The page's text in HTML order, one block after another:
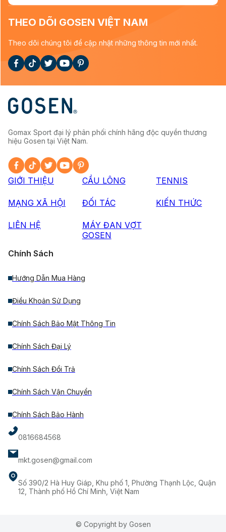
THEO DÕI GOSEN VIỆT NAM
Theo dõi chúng tôi để cập nhật những thông tin mới nhất.
Gomax Sport đại lý phân phối chính hãng độc quyền thương
hiệu Gosen tại Việt Nam.
GIỚI THIỆU CẦU LÔNG TENNIS
MẠNG XÃ HỘI ĐỐI TÁC KIẾN THỨC
LIÊN HỆ
MÁY ĐAN VỢT
GOSEN
Chính Sách
Hướng Dẫn Mua Hàng
Điều Khoản Sử Dụng
Chính Sách Bảo Mật Thông Tin
Chính Sách Đại Lý
Chính Sách Đổi Trả
Chính Sách Vận Chuyển
Chính Sách Bảo Hành
0816684568
mkt.gosen@gmail.com
Số 390/2 Hà Huy Giáp, Khu phố 1, Phường Thạnh Lộc, Quận
12, Thành phố Hồ Chí Minh, Việt Nam
© Copyright by Gosen